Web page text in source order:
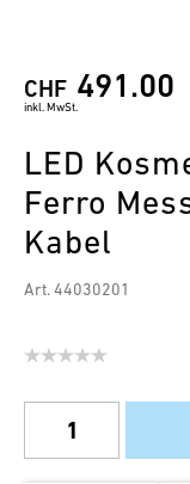
CHF 491.00
inkl. MwSt.
LED
Ferro
Kabel
Art. 44030201